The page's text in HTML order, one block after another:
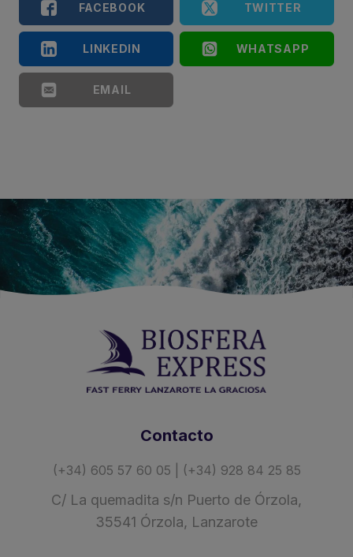
FACEBOOK TWITTER
LINKEDIN WHATSAPP
EMAIL
Contacto
(+34) 605 57 60 05 | (+34) 928 84 25 85
C/ La quemadita s/n Puerto de Órzola,
35541 Órzola, Lanzarote